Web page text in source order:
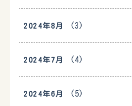
2024年8月 (3)
2024年7月 (4)
2024年6月 (5)